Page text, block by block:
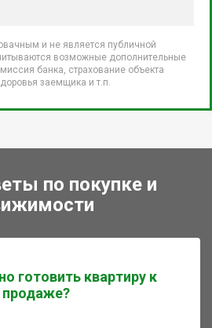
и не является публичной
возможные дополнительные
банка, страхование объекта
заемщика и т.п.
по покупке и
готовить квартиру к
продаже?